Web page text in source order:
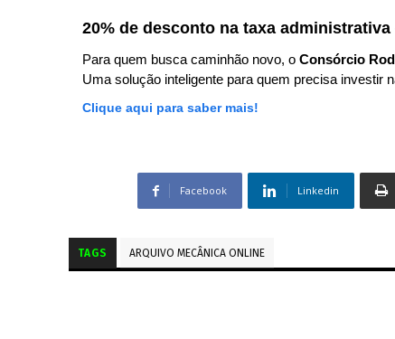
20% de desconto na taxa administrativa
Para quem busca caminhão novo, o Consórcio
Uma solução inteligente para quem precisa investir
Clique aqui para saber mais!
Facebook Linkedin
TAGS ARQUIVO MECÂNICA ONLINE